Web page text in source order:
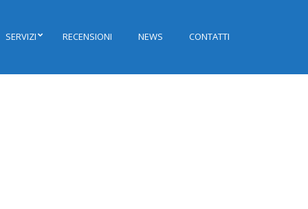
SERVIZI RECENSIONI NEWS CONTATTI